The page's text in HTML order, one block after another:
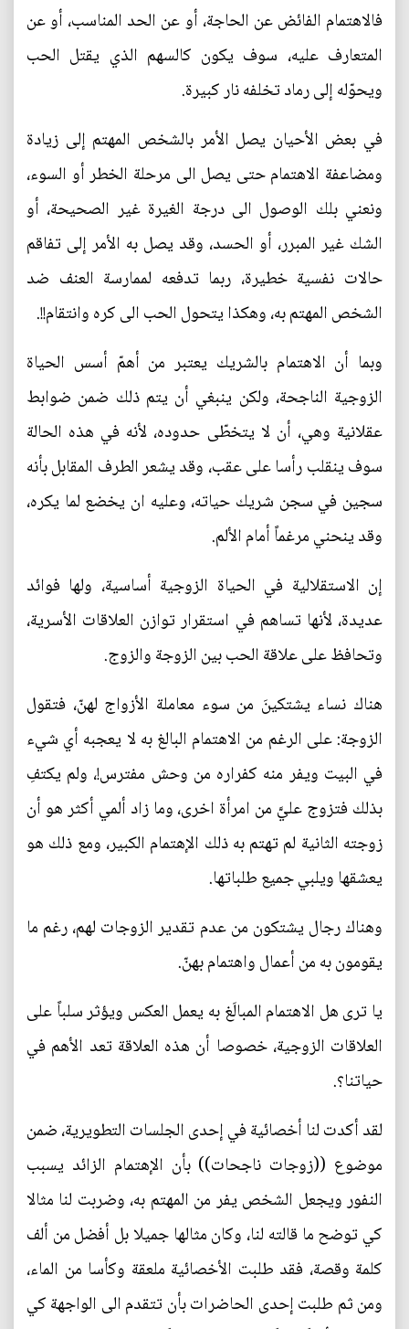
فالاهتمام الفائض عن الحاجة، أو عن الحد المناسب، أو عن
المتعارف عليه، سوف يكون كالسهم الذي يقتل الحب
ويحوّله إلى رماد تخلفه نار كبيرة.
في بعض الأحيان يصل الأمر بالشخص المهتم إلى زيادة
ومضاعفة الاهتمام حتى يصل الى مرحلة الخطر أو السوء،
ونعني بلك الوصول الى درجة الغيرة غير الصحيحة، أو
الشك غير المبرر، أو الحسد، وقد يصل به الأمر إلى تفاقم
حالات نفسية خطيرة، ربما تدفعه لممارسة العنف ضد
الشخص المهتم به، وهكذا يتحول الحب الى كره وانتقام!!.
و‎بما أن الاهتمام بالشريك يعتبر من أهمّ أسس الحياة
الزوجية الناجحة، ولكن ينبغي أن يتم ذلك ضمن ضوابط
عقلانية وهي، أن لا يتخطّى حدوده، لأنه في هذه الحالة
سوف ينقلب رأسا على عقب، وقد يشعر الطرف المقابل بأنه
سجين في سجن شريك حياته، وعليه ان يخضع لما يكره،
وقد ينحني مرغماً أمام الألم.
‎إن الاستقلالية في الحياة الزوجية أساسية، ولها فوائد
عديدة، لأنها تساهم في استقرار توازن العلاقات الأسرية،
وتحافظ على علاقة الحب بين الزوجة والزوج.
هناك نساء يشتكينَ من سوء معاملة الأزواج لهنّ، فتقول
الزوجة: على الرغم من الاهتمام البالغ به لا يعجبه أي شيء
في البيت ويفر منه كفراره من وحش مفترس!، ولم يكتفِ
بذلك فتزوج عليَّ من امرأة اخرى، وما زاد ألمي أكثر هو أن
زوجته الثانية لم تهتم به ذلك الإهتمام الكبير، ومع ذلك هو
يعشقها ويلبي جميع طلباتها.
وهناك رجال يشتكون من عدم تقدير الزوجات لهم، رغم ما
يقومون به من أعمال واهتمام بهنّ.
يا ترى هل الاهتمام المبالَغ به يعمل العكس ويؤثر سلباً على
العلاقات الزوجية، خصوصا أن هذه العلاقة تعد الأهم في
حياتنا؟.
لقد أكدت لنا أخصائية في إحدى الجلسات التطويرية، ضمن
موضوع ((زوجات ناجحات)) بأن الإهتمام الزائد يسبب
النفور ويجعل الشخص يفر من المهتم به، وضربت لنا مثالا
كي توضح ما قالته لنا، وكان مثالها جميلا بل أفضل من ألف
كلمة وقصة، فقد طلبت الأخصائية ملعقة وكأسا من الماء،
ومن ثم طلبت إحدى الحاضرات بأن تتقدم الى الواجهة كي